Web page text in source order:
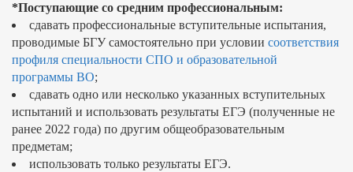
*Поступающие со средним профессиональным:
сдавать профессиональные вступительные испытания,
проводимые БГУ самостоятельно при условии соответствия
профиля специальности СПО и образовательной
программы ВО;
сдавать одно или несколько указанных вступительных
испытаний и использовать результаты ЕГЭ (полученные не
ранее 2022 года) по другим общеобразовательным
предметам;
использовать только результаты ЕГЭ.